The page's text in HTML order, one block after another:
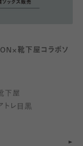
靴下屋コラボソ
下屋
トレ目黒